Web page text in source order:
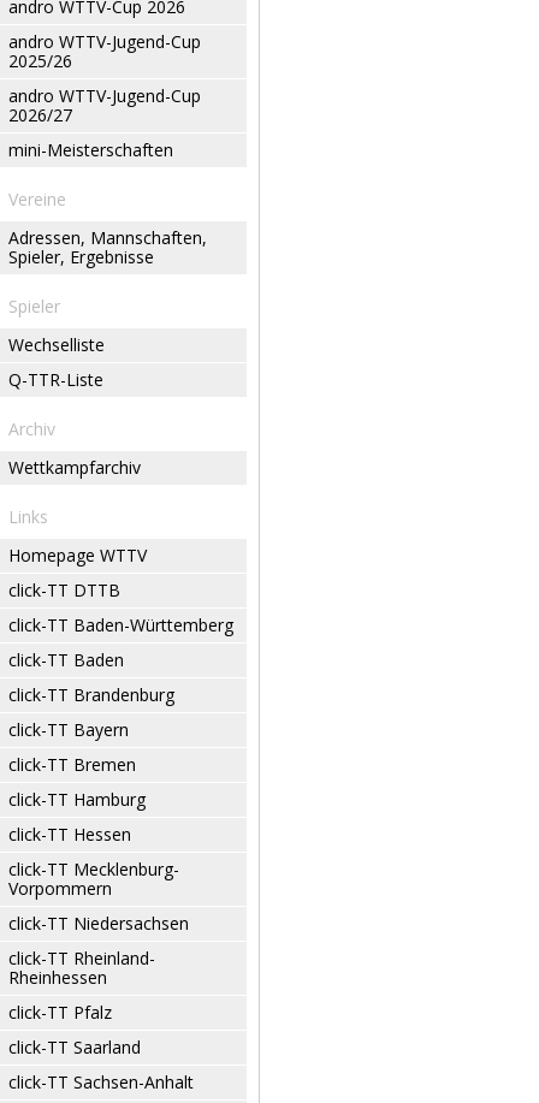
andro WTTV-Cup 2026
andro WTTV-Jugend-Cup
2025/26
andro WTTV-Jugend-Cup
2026/27
mini-Meisterschaften
Vereine
Adressen, Mannschaften,
Spieler, Ergebnisse
Spieler
Wechselliste
Q-TTR-Liste
Archiv
Wettkampfarchiv
Links
Homepage WTTV
click-TT DTTB
click-TT Baden-Württemberg
click-TT Baden
click-TT Brandenburg
click-TT Bayern
click-TT Bremen
click-TT Hamburg
click-TT Hessen
click-TT Mecklenburg-
Vorpommern
click-TT Niedersachsen
click-TT Rheinland-
Rheinhessen
click-TT Pfalz
click-TT Saarland
click-TT Sachsen-Anhalt